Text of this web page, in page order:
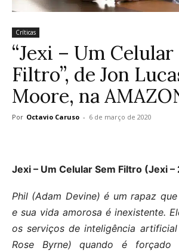
Críticas
“Jexi – Um Celular
Filtro”, de Jon
Moore, na
Por Octavio Caruso - 6 de março de 2020
Jexi – Um Celular Sem Filtro (Jexi –
Phil (Adam Devine) é um rapaz
e sua vida amorosa é inexistente.
os serviços de inteligência
Rose Byrne) quando é forçado